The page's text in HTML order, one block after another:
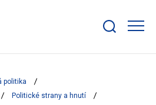
bar
politika
Politické strany a hnutí